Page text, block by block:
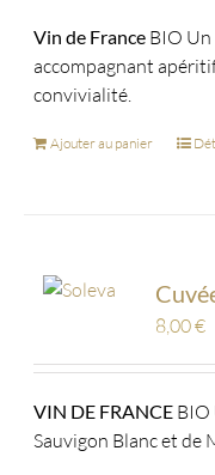
Vin de France BIO
accompagnant
convivialité.
Ajouter au panier
8,00€
VIN DE FRANCE BIO
Sauvigon Blanc et de